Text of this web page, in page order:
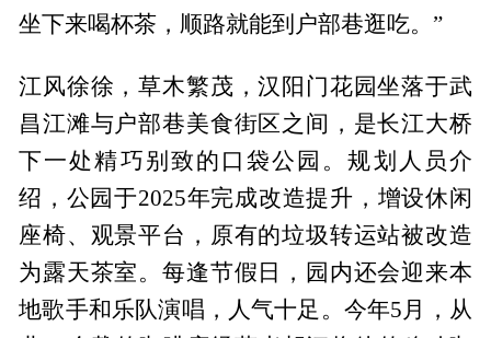
坐下来喝杯茶，顺路就能到户部巷逛吃。”
江风徐徐，草木繁茂，汉阳门花园坐落于武
昌江滩与户部巷美食街区之间，是长江大桥
下一处精巧别致的口袋公园。规划人员介
绍，公园于2025年完成改造提升，增设休闲
座椅、观景平台，原有的垃圾转运站被改造
为露天茶室。每逢节假日，园内还会迎来本
地歌手和乐队演唱，人气十足。今年5月，从